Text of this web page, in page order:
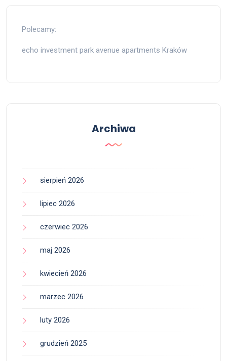
Polecamy:
echo investment park avenue apartments Kraków
Archiwa
sierpień 2026
lipiec 2026
czerwiec 2026
maj 2026
kwiecień 2026
marzec 2026
luty 2026
grudzień 2025